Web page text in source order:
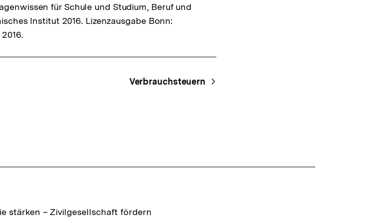
für Schule und Studium, Beruf und
Institut 2016. Lizenzausgabe Bonn:
Verbrauchsteuern
stärken – Zivilgesellschaft fördern